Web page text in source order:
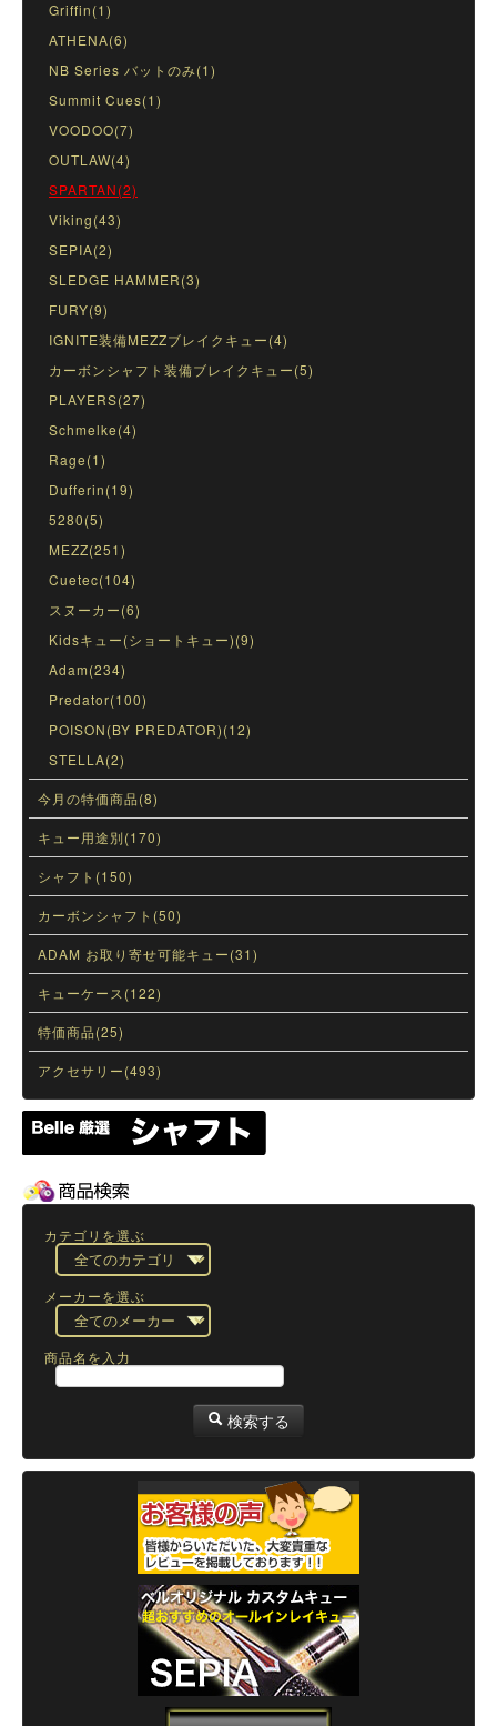
Griffin(1)
ATHENA(6)
NB Series バットのみ(1)
Summit Cues(1)
VOODOO(7)
OUTLAW(4)
SPARTAN(2)
Viking(43)
SEPIA(2)
SLEDGE HAMMER(3)
FURY(9)
IGNITE装備MEZZブレイクキュー(4)
カーボンシャフト装備ブレイクキュー(5)
PLAYERS(27)
Schmelke(4)
Rage(1)
Dufferin(19)
5280(5)
MEZZ(251)
Cuetec(104)
スヌーカー(6)
Kidsキュー(ショートキュー)(9)
Adam(234)
Predator(100)
POISON(BY PREDATOR)(12)
STELLA(2)
今月の特価商品(8)
キュー用途別(170)
シャフト(150)
カーボンシャフト(50)
ADAM お取り寄せ可能キュー(31)
キューケース(122)
特価商品(25)
アクセサリー(493)
カテゴリを選ぶ
メーカーを選ぶ
商品名を入力
検索する